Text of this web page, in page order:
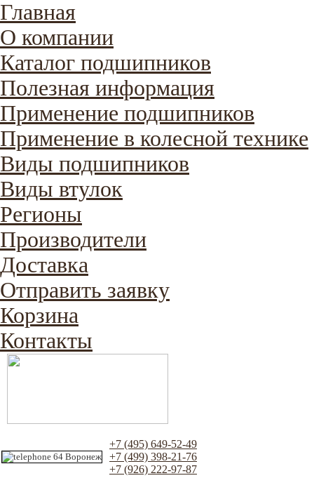
Главная
О компании
Каталог подшипников
Полезная информация
Применение подшипников
Применение в колесной технике
Виды подшипников
Виды втулок
Регионы
Производители
Доставка
Отправить заявку
Корзина
Контакты
+7 (495) 649-52-49
+7 (499) 398-21-76
+7 (926) 222-97-87